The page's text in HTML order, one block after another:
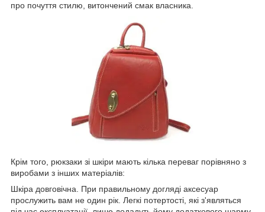
про почуття стилю, витончений смак власника.
Крім того, рюкзаки зі шкіри мають кілька переваг порівняно з
виробами з інших матеріалів:
Шкіра довговічна. При правильному догляді аксесуар
прослужить вам не один рік. Легкі потертості, які з'являться